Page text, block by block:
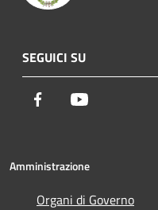
SEGUICI SU
Facebook
Amministrazione
Organi di Governo